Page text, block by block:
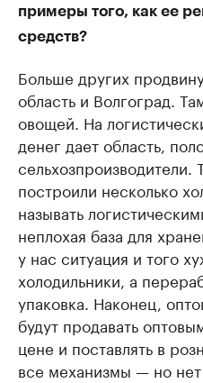
примеры того, как ее
средств?
Больше других
область и Волгоград.
овощей. На
денег дает область,
сельхозпроизводители.
построили несколько
называть
неплохая база для
у нас ситуация и того
холодильники, а
упаковка. Наконец,
будут продавать
цене и поставлять в
все механизмы — но